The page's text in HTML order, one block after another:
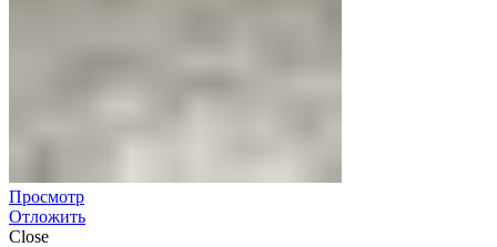
Просмотр
Отложить
Close